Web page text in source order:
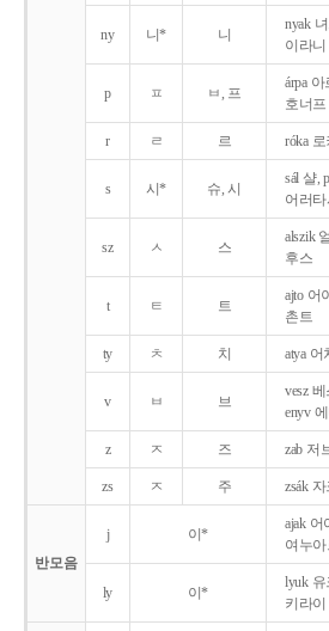
ny 니* 니
nyak
이라니
p ㅍ ㅂ, 프
árpa 아
호너프
r ㄹ 르 róka
s 시* 슈, 시
sál 샬,
어러타
sz ㅅ 스
alszik
후스
t ㅌ 트
ajto 어
촌트
ty ㅊ 치 atya 어
v ㅂ 브
vesz
enyv
z ㅈ 즈 zab 저
zs ㅈ 주 zsák
반모음
j 이*
ajak 어
여누아
ly 이*
lyuk 유
키라이